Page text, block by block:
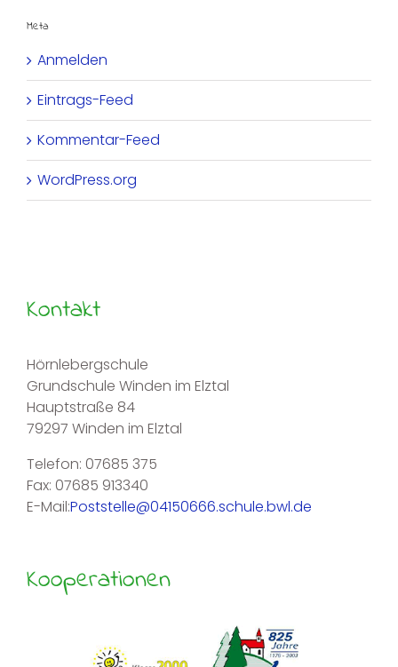
Meta
Anmelden
Eintrags-Feed
Kommentar-Feed
WordPress.org
Kontakt
Hörnlebergschule
Grundschule Winden im Elztal
Hauptstraße 84
79297 Winden im Elztal
Telefon: 07685 375
Fax: 07685 913340
E-Mail:Poststelle@04150666.schule.bwl.de
Kooperationen